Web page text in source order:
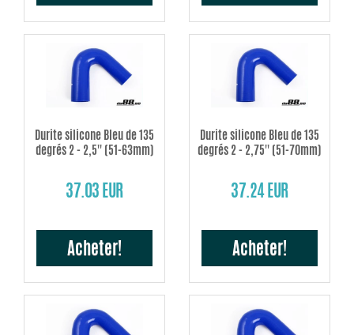
Durite silicone Bleu de 135
degrés 2 - 2,5'' (51-63mm)
37.03 EUR
Acheter!
Durite silicone Bleu de 135
degrés 2 - 2,75'' (51-70mm)
37.24 EUR
Acheter!